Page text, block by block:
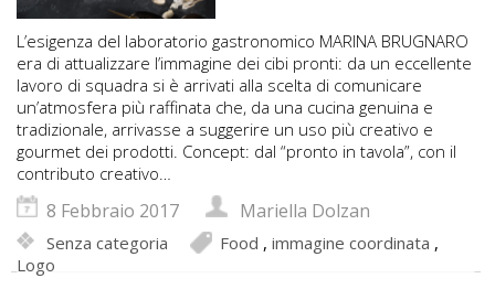
L’esigenza del laboratorio gastronomico MARINA BRUGNARO
era di attualizzare l’immagine dei cibi pronti: da un eccellente
lavoro di squadra si è arrivati alla scelta di comunicare
un’atmosfera più raffinata che, da una cucina genuina e
tradizionale, arrivasse a suggerire un uso più creativo e
gourmet dei prodotti. Concept: dal “pronto in tavola”, con il
contributo creativo…
8 Febbraio 2017 Mariella Dolzan
Senza categoria Food , immagine coordinata ,
Logo